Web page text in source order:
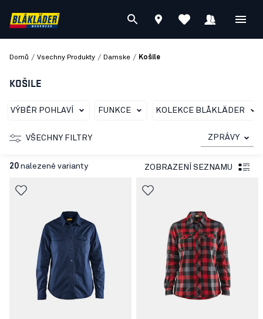
Domů / Vsechny Produkty / Damske / Košile
KOŠILE
VÝBĚR POHLAVÍ FUNKCE KOLEKCE BLÅKLÄDER
VŠECHNY FILTRY ZPRÁVY
20 nalezené varianty ZOBRAZENÍ SEZNAMU